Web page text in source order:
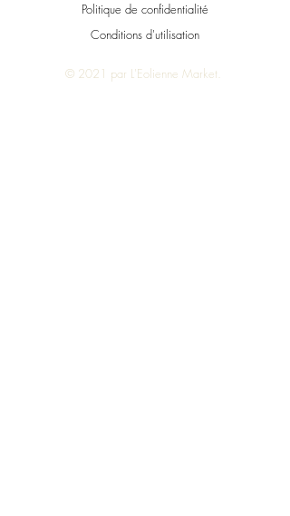
Politique de confidentialité
Conditions d'utilisation
© 2021 par L'Eolienne Market.